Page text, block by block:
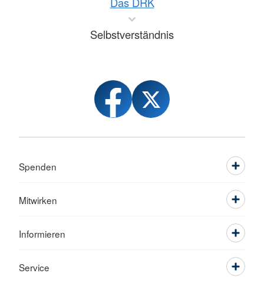
Selbstverständnis
Spenden
Mitwirken
Informieren
Service